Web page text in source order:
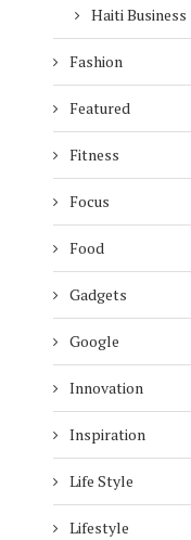
Haiti Business
Fashion
Featured
Fitness
Focus
Food
Gadgets
Google
Innovation
Inspiration
Life Style
Lifestyle